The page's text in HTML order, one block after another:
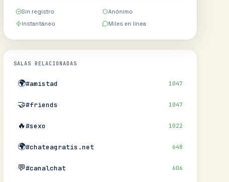
Sin registro
Anónimo
Instantáneo
Miles en línea
SALAS RELACIONADAS
🌍#amistad 1047
🤝#friends 1047
🔥#sexo 1022
🌍#chateagratis.net 648
💬#canalchat 606